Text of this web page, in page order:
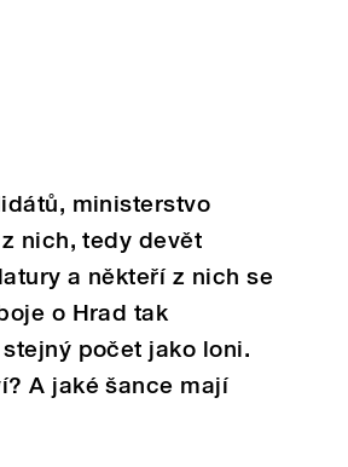
ministerstvo
nich, tedy devět
a někteří z nich se
o Hrad tak
počet jako loni.
A jaké šance mají